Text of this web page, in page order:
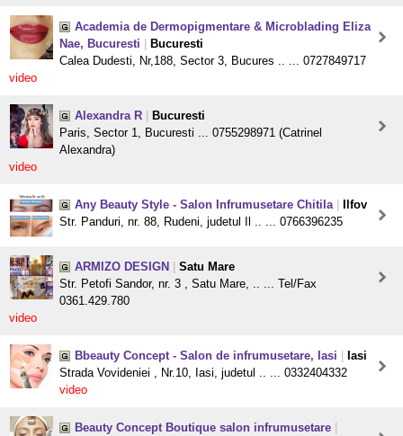
Academia de Dermopigmentare & Microblading Eliza
Nae, Bucuresti
Bucuresti
Calea Dudesti, Nr,188, Sector 3, Bucures .. ... 0727849717
video
Alexandra R
Bucuresti
Paris, Sector 1, Bucuresti ... 0755298971 (Catrinel
Alexandra)
video
Any Beauty Style - Salon Infrumusetare Chitila
Ilfov
Str. Panduri, nr. 88, Rudeni, judetul Il .. ... 0766396235
ARMIZO DESIGN
Satu Mare
Str. Petofi Sandor, nr. 3 , Satu Mare, .. ... Tel/Fax
0361.429.780
video
Bbeauty Concept - Salon de infrumusetare, Iasi
Iasi
Strada Vovideniei , Nr.10, Iasi, judetul .. ... 0332404332
video
Beauty Concept Boutique salon infrumusetare